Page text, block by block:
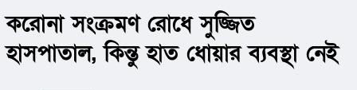
করোনা সংক্রমণ রোধে সুজ্জিত
হাসপাতাল, কিন্তু হাত ধোয়ার ব্যবস্থা নেই